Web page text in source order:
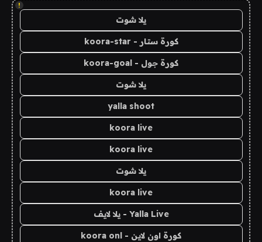
!
يلا شوت
كورة ستار - koora-star
كورة جول - koora-goal
يلا شوت
yalla shoot
koora live
koora live
يلا شوت
koora live
Yalla Live - يلا لايف
كورة اون لاين - koora onl